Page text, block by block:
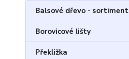
Balsové dřevo - sortiment
Borovicové lišty
Překližka